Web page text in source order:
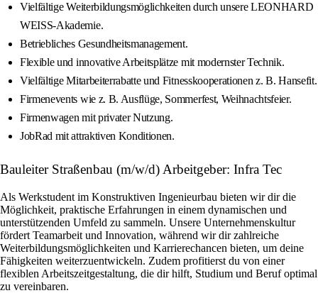
Vielfältige Weiterbildungsmöglichkeiten durch unsere LEONHARD
WEISS‑Akademie.
Betriebliches Gesundheitsmanagement.
Flexible und innovative Arbeitsplätze mit modernster Technik.
Vielfältige Mitarbeiterrabatte und Fitnesskooperationen z. B. Hansefit.
Firmenevents wie z. B. Ausflüge, Sommerfest, Weihnachtsfeier.
Firmenwagen mit privater Nutzung.
JobRad mit attraktiven Konditionen.
Bauleiter Straßenbau (m/w/d) Arbeitgeber: Infra Tec
Als Werkstudent im Konstruktiven Ingenieurbau bieten wir dir die
Möglichkeit, praktische Erfahrungen in einem dynamischen und
unterstützenden Umfeld zu sammeln. Unsere Unternehmenskultur
fördert Teamarbeit und Innovation, während wir dir zahlreiche
Weiterbildungsmöglichkeiten und Karrierechancen bieten, um deine
Fähigkeiten weiterzuentwickeln. Zudem profitierst du von einer
flexiblen Arbeitszeitgestaltung, die dir hilft, Studium und Beruf optimal
zu vereinbaren.